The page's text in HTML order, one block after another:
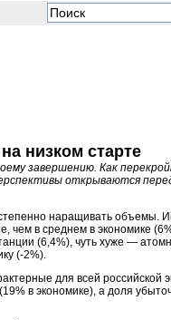
низком старте
завершению. Как
открываются
наращивать объемы.
чем в среднем в экономике
(6,4%), чуть хуже —
(-2%).
для всей российской
в экономике), а доля